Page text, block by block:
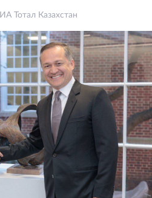
ИА Тотал Казахстан